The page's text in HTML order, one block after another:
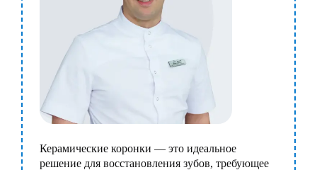
Керамические коронки — это идеальное
решение для восстановления зубов, требующее